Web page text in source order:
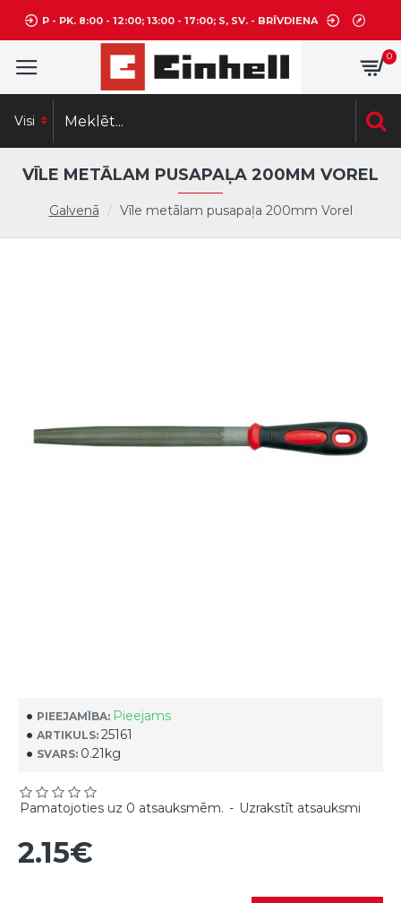
P - PK. 8:00 - 12:00; 13:00 - 17:00; S, SV. - BRĪVDIENA
0
Visi
Galvenā Vīle metālam pusapaļa 200mm Vorel
VĪLE METĀLAM PUSAPAĻA 200MM VOREL
PIEEJAMĪBA: Pieejams
ARTIKULS: 25161
SVARS: 0.21kg
Pamatojoties uz 0 atsauksmēm. - Uzrakstīt atsauksmi
2.15€